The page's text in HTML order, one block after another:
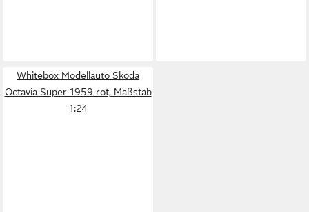
Whitebox Modellauto Skoda
Octavia Super 1959 rot, Maßstab
1:24